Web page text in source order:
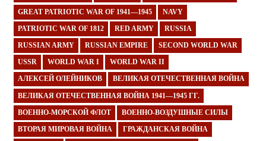
GREAT PATRIOTIC WAR OF 1941—1945 NAVY
PATRIOTIC WAR OF 1812 RED ARMY RUSSIA
RUSSIAN ARMY RUSSIAN EMPIRE SECOND WORLD WAR
USSR WORLD WAR I WORLD WAR II
АЛЕКСЕЙ ОЛЕЙНИКОВ ВЕЛИКАЯ ОТЕЧЕСТВЕННАЯ ВОЙНА
ВЕЛИКАЯ ОТЕЧЕСТВЕННАЯ ВОЙНА 1941—1945 ГГ.
ВОЕННО-МОРСКОЙ ФЛОТ ВОЕННО-ВОЗДУШНЫЕ СИЛЫ
ВТОРАЯ МИРОВАЯ ВОЙНА ГРАЖДАНСКАЯ ВОЙНА